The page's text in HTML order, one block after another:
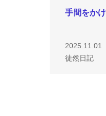
手間をか
2025.11.01
徒然日記